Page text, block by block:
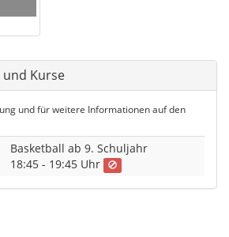
Kurse
und für weitere Informationen auf den
Basketball ab 9. Schuljahr
18:45 - 19:45 Uhr